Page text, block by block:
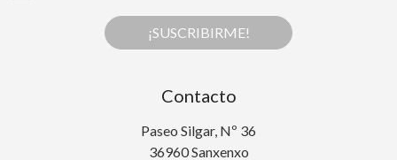
¡SUSCRIBIRME!
Contacto
Paseo Silgar, Nº 36
36960 Sanxenxo